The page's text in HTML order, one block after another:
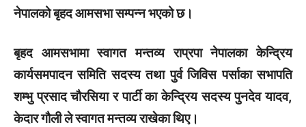
नेपालको बृहद आमसभा सम्पन्न भएको छ।
बृहद आमसभामा स्वागत मन्तव्य राप्रपा नेपालका केन्द्रिय
कार्यसमपादन समिति सदस्य तथा पुर्व जिविस पर्साका सभापति
शम्भु प्रसाद चौरसिया र पार्टी का केन्द्रिय सदस्य पुनदेव यादव,
केदार गौली ले स्वागत मन्तव्य राखेका थिए।